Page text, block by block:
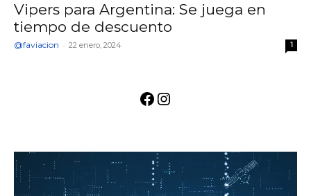
Vipers para Argentina: Se juega en
tiempo de descuento
@faviacion - 22 enero, 2024 1
Facebook
Instagram